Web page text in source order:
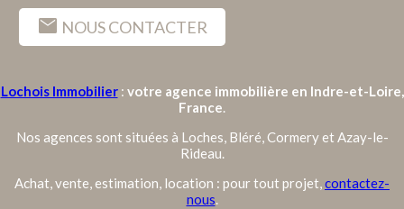
mail NOUS CONTACTER
Lochois Immobilier: votre agence immobilière en Indre-et-Loire,
France.
Nos agences sont situées à Loches, Bléré, Cormery et Azay-le-
Rideau.
Achat, vente, estimation, location : pour tout projet,contactez-
nous.